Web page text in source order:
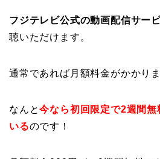
フジテレビ公式の動画配信サー
聴いただけます。
通常であれば月額料金がかかり
なんと今なら初回限定で2週間
いるのです！